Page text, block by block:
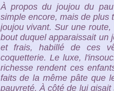
À propos du joujou du
simple encore, mais de plus
joujou vivant. Sur une
bout duquel apparaissait un
et frais, habillé de ces
coquetterie. Le luxe,
richesse rendent ces
faits de la même pâte que
pauvreté. À côté de lui